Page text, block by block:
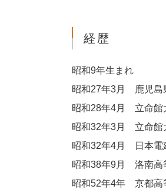
経歴
昭和9年生まれ
昭和27年3月 鹿児島
昭和28年4月 立命館
昭和32年3月 立命館
昭和32年4月 日本電
昭和38年9月 洛南高
昭和52年4年 京都高